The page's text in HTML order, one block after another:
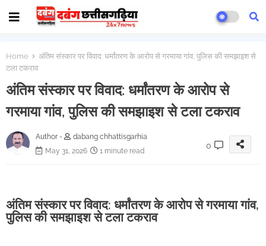
Home
अंतिम संस्कार पर विवाद: धर्मांतरण के आरोप से गरमाया गांव, पुलिस की समझाइश से
टला टकराव
अंतिम संस्कार पर विवाद: धर्मांतरण के आरोप से
गरमाया गांव, पुलिस की समझाइश से टला टकराव
Author -
dabang chhattisgarhia
May 31, 2026
1 minute read
0
अंतिम संस्कार पर विवाद: धर्मांतरण के आरोप से गरमाया गांव,
पुलिस की समझाइश से टला टकराव